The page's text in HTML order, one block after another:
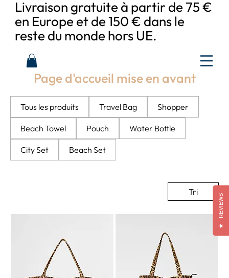
Livraison gratuite à partir de 75 €
en Europe et de 150 € dans le
reste du monde hors UE.
Page d'accueil mise en avant
Tous les produits Travel Bag Shopper
Beach Towel Pouch Water Bottle
City Set Beach Set
Tri
★
REVIEWS